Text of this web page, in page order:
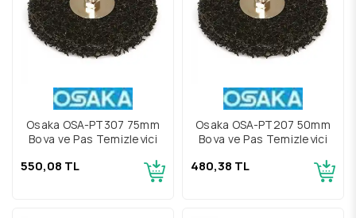
Osaka OSA-PT307 75mm
Boya ve Pas Temizleyici
550,08 TL
Osaka OSA-PT207 50mm
Boya ve Pas Temizleyici
480,38 TL